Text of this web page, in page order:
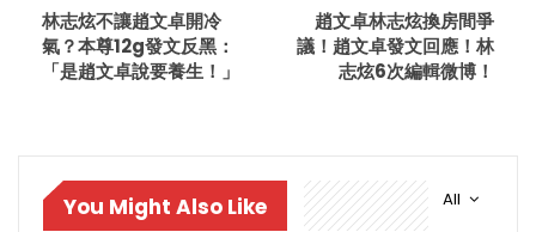
林志炫不讓趙文卓開冷
氣？本尊12g發文反黑：
「是趙文卓說要養生！」
趙文卓林志炫換房間爭
議！趙文卓發文回應！林
志炫6次編輯微博！
All
You Might Also Like